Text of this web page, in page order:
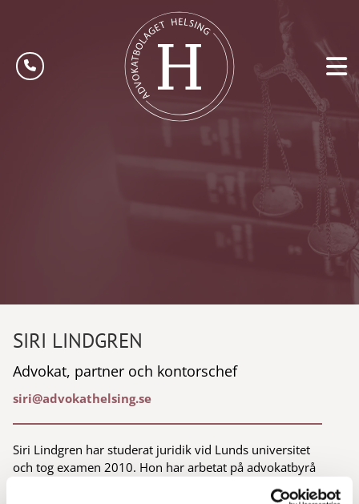
SIRI LINDGREN
Advokat, partner och kontorschef
siri@advokathelsing.se
Siri Lindgren har studerat juridik vid Lunds universitet
och tog examen 2010. Hon har arbetat på advokatbyrå